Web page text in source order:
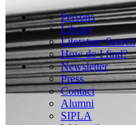
Persons
Library
Literature Search
How do I find?
Newsletter
Press
Contact
Alumni
SIPLA